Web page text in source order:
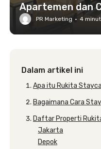
Apartemen dan
PR Marketing · 4
Dalam artikel ini
Apa itu Rukita
Bagaimana Cara
Daftar Properti
Jakarta
Depok